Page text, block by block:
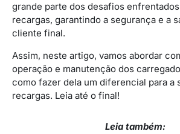
grande parte dos desafios
recargas, garantindo a segurança e a
cliente final.
Assim, neste artigo, vamos abordar
operação e manutenção dos
como fazer dela um diferencial para a
recargas. Leia até o final!
Leia também: